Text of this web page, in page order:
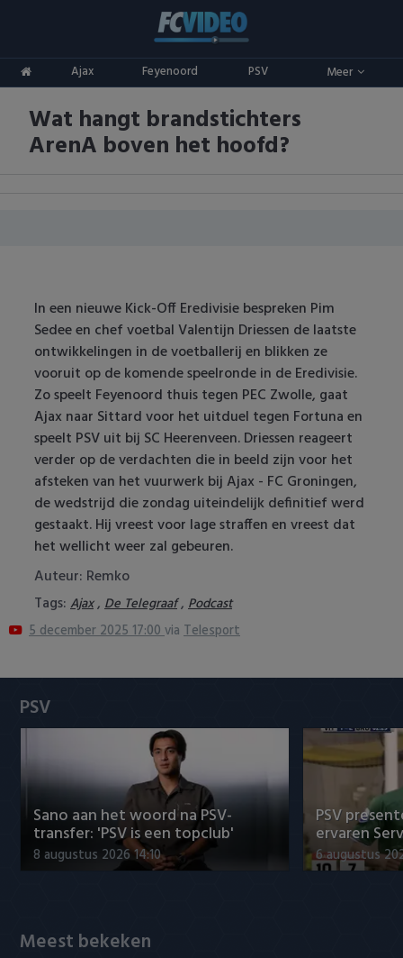
Ajax Feyenoord PSV Meer
ADO Den Haag
Ajax
FC Utrecht
Feyenoord
Heracles Almelo
NAC Breda
PEC Zwolle
PSV
Roda JC
SC Heerenveen
Sparta
Vitesse
VVV Venlo
Willem II
Competities
Eredivisie
Champions League
Europa League
Conference League
Oranje
Wat hangt brandstichters
ArenA boven het hoofd?
In een nieuwe Kick-Off Eredivisie bespreken Pim
Sedee en chef voetbal Valentijn Driessen de laatste
ontwikkelingen in de voetballerij en blikken ze
vooruit op de komende speelronde in de Eredivisie.
Zo speelt Feyenoord thuis tegen PEC Zwolle, gaat
Ajax naar Sittard voor het uitduel tegen Fortuna en
speelt PSV uit bij SC Heerenveen. Driessen reageert
verder op de verdachten die in beeld zijn voor het
afsteken van het vuurwerk bij Ajax - FC Groningen,
de wedstrijd die zondag uiteindelijk definitief werd
gestaakt. Hij vreest voor lage straffen en vreest dat
het wellicht weer zal gebeuren.
Auteur: Remko
Tags: Ajax, De Telegraaf, Podcast
5 december 2025 17:00via Telesport
PSV
Sano aan het woord na PSV-
transfer: 'PSV is een topclub'
8 augustus 2026 14:10
PSV
ervaren
6 augustus
Meest bekeken